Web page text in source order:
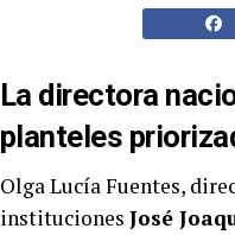
La directora
planteles
Olga Lucía Fuentes,
instituciones José